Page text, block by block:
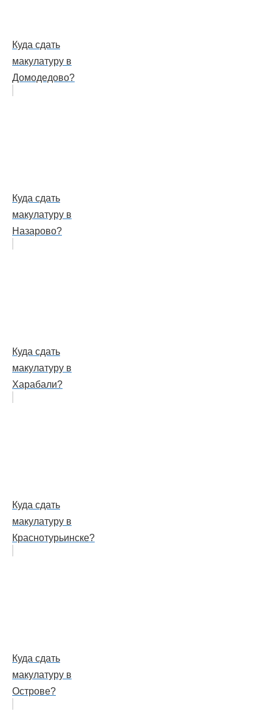
Куда сдать
макулатуру в
Домодедово?
Куда сдать
макулатуру в
Назарово?
Куда сдать
макулатуру в
Харабали?
Куда сдать
макулатуру в
Краснотурьинске?
Куда сдать
макулатуру в
Острове?